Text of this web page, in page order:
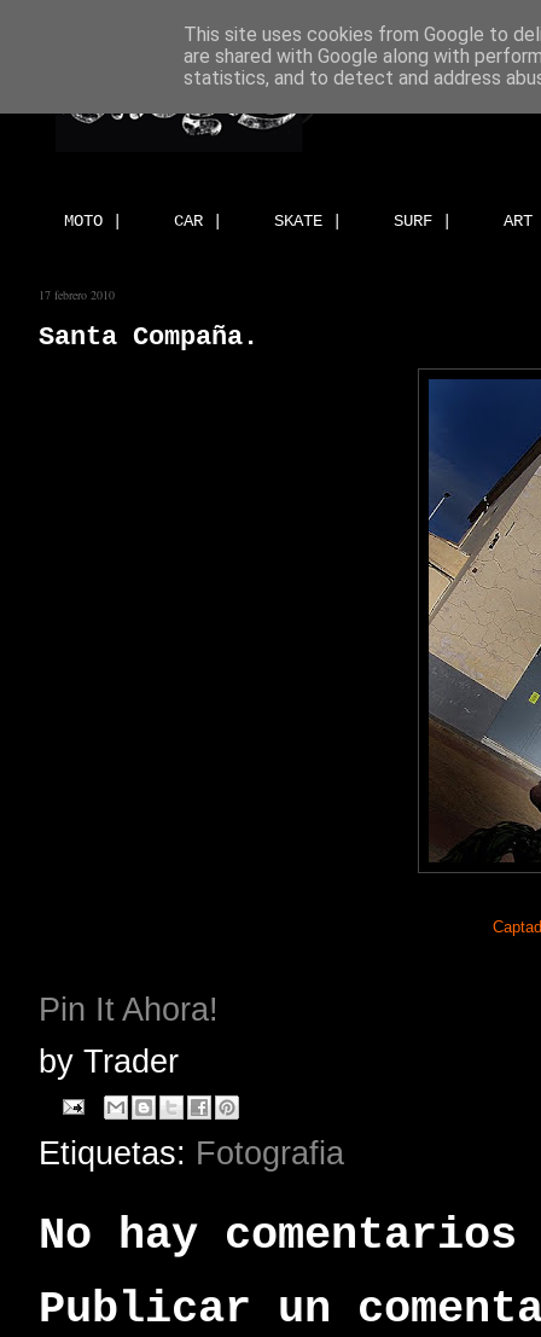
MOTO | CAR | SKATE | SURF |
17 febrero 2010
Santa Compaña.
Pin It Ahora!
by Trader
Etiquetas: Fotografia
No hay
Publicar un
This site uses cookies from Google to
are shared with Google along with
statistics, and to detect and address